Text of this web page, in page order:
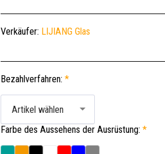
Verkäufer: LIJIANG Glas
Bezahlverfahren: *
Artikel wählen
Farbe des Aussehens der Ausrüstung: *